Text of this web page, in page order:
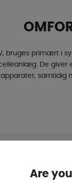
bruges primært i
De giver
apparater, samtidig
Are